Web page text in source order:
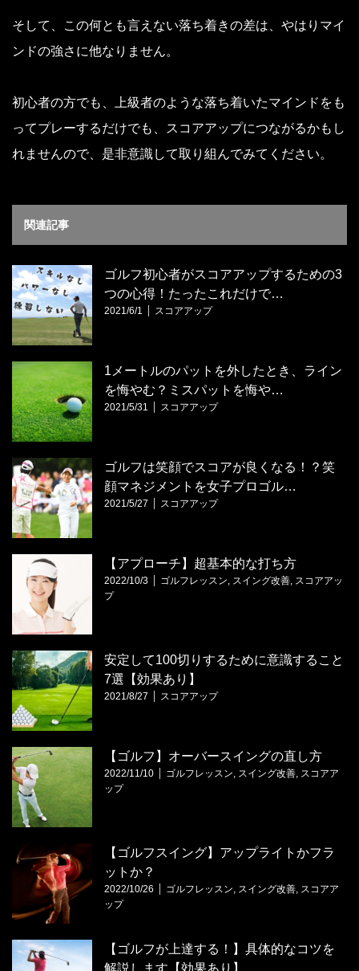
そして、この何とも言えない落ち着きの差は、やはりマイ
ンドの強さに他なりません。
初心者の方でも、上級者のような落ち着いたマインドをも
ってプレーするだけでも、スコアアップにつながるかもし
れませんので、是非意識して取り組んでみてください。
関連記事
ゴルフ初心者がスコアアップするための3
つの心得！たったこれだけで…
2021/6/1 スコアアップ
1メートルのパットを外したとき、ライン
を悔やむ？ミスパットを悔や…
2021/5/31 スコアアップ
ゴルフは笑顔でスコアが良くなる！？笑
顔マネジメントを女子プロゴル…
2021/5/27 スコアアップ
【アプローチ】超基本的な打ち方
2022/10/3 ゴルフレッスン, スイング改善, スコアアッ
プ
安定して100切りするために意識すること
7選【効果あり】
2021/8/27 スコアアップ
【ゴルフ】オーバースイングの直し方
2022/11/10 ゴルフレッスン, スイング改善, スコアア
ップ
【ゴルフスイング】アップライトかフラ
ットか？
2022/10/26 ゴルフレッスン, スイング改善, スコアア
ップ
【ゴルフが上達する！】具体的なコツを